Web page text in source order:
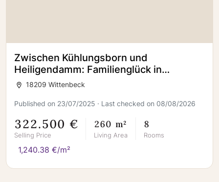
Zwischen Kühlungsborn und
Heiligendamm: Familienglück in
malerischer Umgebung
18209 Wittenbeck
Published on 23/07/2025 · Last checked on 08/08/2026
322.500 €
Selling Price
260 m²
Living Area
8
Rooms
1,240.38 €/m²